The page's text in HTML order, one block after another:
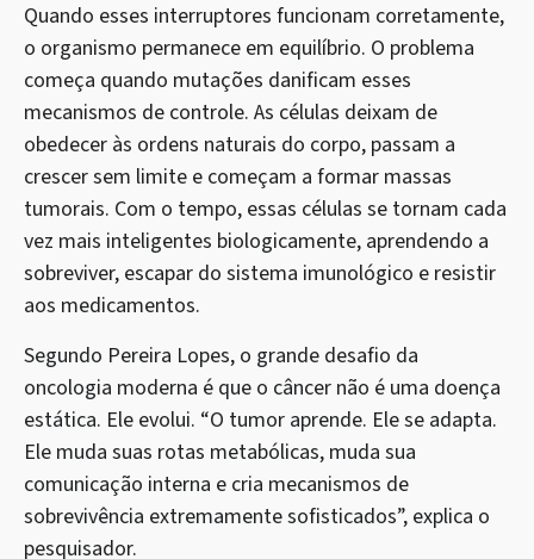
Quando esses interruptores funcionam corretamente,
o organismo permanece em equilíbrio. O problema
começa quando mutações danificam esses
mecanismos de controle. As células deixam de
obedecer às ordens naturais do corpo, passam a
crescer sem limite e começam a formar massas
tumorais. Com o tempo, essas células se tornam cada
vez mais inteligentes biologicamente, aprendendo a
sobreviver, escapar do sistema imunológico e resistir
aos medicamentos.
Segundo Pereira Lopes, o grande desafio da
oncologia moderna é que o câncer não é uma doença
estática. Ele evolui. “O tumor aprende. Ele se adapta.
Ele muda suas rotas metabólicas, muda sua
comunicação interna e cria mecanismos de
sobrevivência extremamente sofisticados”, explica o
pesquisador.